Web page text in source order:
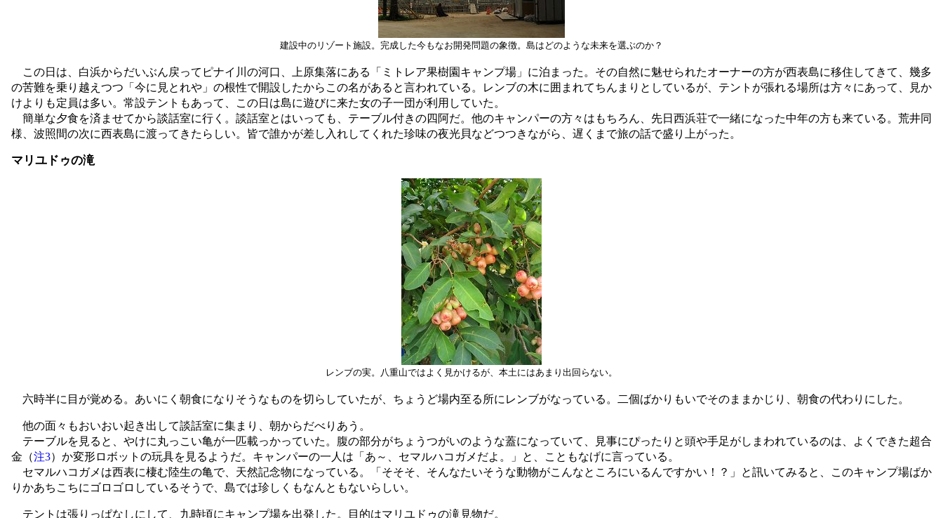
建設中のリゾート施設。完成した今もなお開発問題の象徴。島はどのような未来を選ぶのか？
この日は、白浜からだいぶん戻ってピナイ川の河口、上原集落にある「ミトレア果樹園キャンプ場」に泊まった。その自然に魅せられたオーナーの方が西表島に移住してきて、幾多
の苦難を乗り越えつつ「今に見とれや」の根性で開設したからこの名があると言われている。レンブの木に囲まれてちんまりとしているが、テントが張れる場所は方々にあって、見か
けよりも定員は多い。常設テントもあって、この日は島に遊びに来た女の子一団が利用していた。
簡単な夕食を済ませてから談話室に行く。談話室とはいっても、テーブル付きの四阿だ。他のキャンパーの方々はもちろん、先日西浜荘で一緒になった中年の方も来ている。荒井同
様、波照間の次に西表島に渡ってきたらしい。皆で誰かが差し入れしてくれた珍味の夜光貝などつつきながら、遅くまで旅の話で盛り上がった。
マリユドゥの滝
レンブの実。八重山ではよく見かけるが、本土にはあまり出回らない。
六時半に目が覚める。あいにく朝食になりそうなものを切らしていたが、ちょうど場内至る所にレンブがなっている。二個ばかりもいでそのままかじり、朝食の代わりにした。
他の面々もおいおい起き出して談話室に集まり、朝からだべりあう。
テーブルを見ると、やけに丸っこい亀が一匹載っかっていた。腹の部分がちょうつがいのような蓋になっていて、見事にぴったりと頭や手足がしまわれているのは、よくできた超合
金（注3）か変形ロボットの玩具を見るようだ。キャンパーの一人は「あ～、セマルハコガメだよ。」と、こともなげに言っている。
セマルハコガメは西表に棲む陸生の亀で、天然記念物になっている。「そそそ、そんなたいそうな動物がこんなところにいるんですかい！？」と訊いてみると、このキャンプ場ばか
りかあちこちにゴロゴロしているそうで、島では珍しくもなんともないらしい。
テントは張りっぱなしにして、九時頃にキャンプ場を出発した。目的はマリユドゥの滝見物だ。